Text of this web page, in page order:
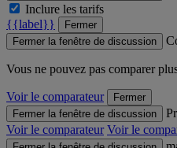
Inclure les tarifs
{{label}}
Fermer
Fermer la fenêtre de discussion
Vous ne pouvez pas comparer
Voir le comparateur
Fermer
Fermer la fenêtre de discussion
Voir le comparateur Voir le